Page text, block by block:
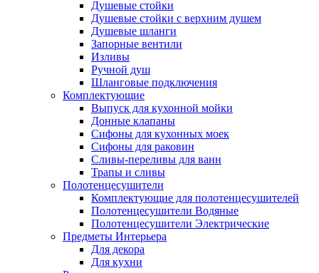
Душевые стойки
Душевые стойки с верхним душем
Душевые шланги
Запорные вентили
Изливы
Ручной душ
Шланговые подключения
Комплектующие
Выпуск для кухонной мойки
Донные клапаны
Сифоны для кухонных моек
Сифоны для раковин
Сливы-переливы для ванн
Трапы и сливы
Полотенцесушители
Комплектующие для полотенцесушителей
Полотенцесушители Водяные
Полотенцесушители Электрические
Предметы Интерьера
Для декора
Для кухни